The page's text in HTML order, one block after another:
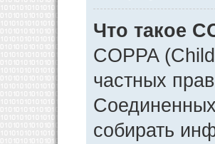
Что такое
COPPA
частных
собирать